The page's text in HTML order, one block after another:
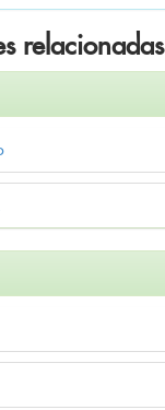
relacionadas